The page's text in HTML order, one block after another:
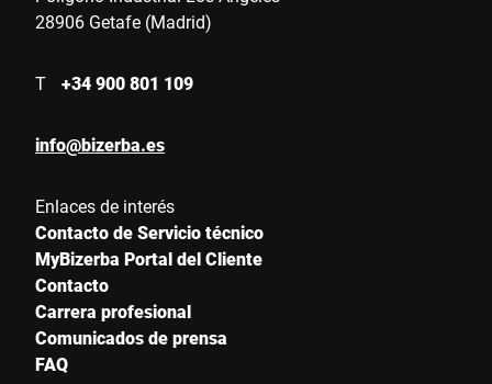
28906 Getafe (Madrid)
T +34 900 801 109
info@bizerba.es
Enlaces de interés
Contacto de Servicio técnico
MyBizerba Portal del Cliente
Contacto
Carrera profesional
Comunicados de prensa
FAQ